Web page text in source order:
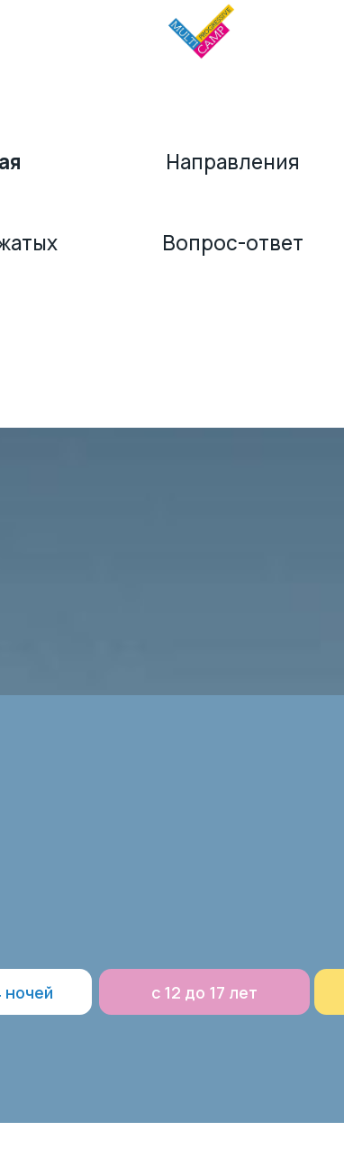
Связаться
Контакты
Вопрос-ответ